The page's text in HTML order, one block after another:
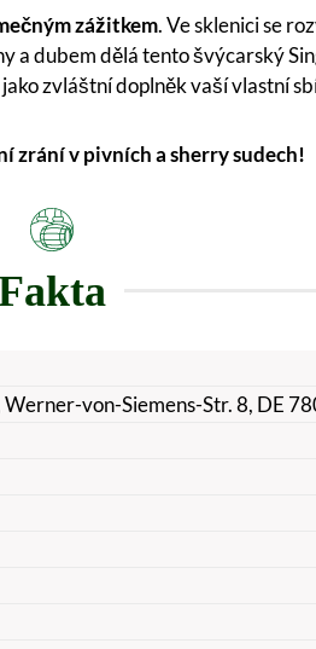
zážitkem. Ve sklenici se
dubem dělá tento švýcarský
zvláštní doplněk vaší vlastní
zrání v pivních a sherry sudech!
von-Siemens-Str. 8, DE